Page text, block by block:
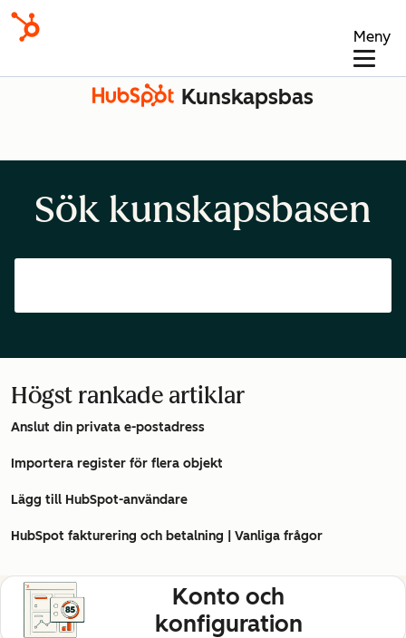
Meny
Kunskapsbas
Sök kunskapsbasen
Högst rankade artiklar
Anslut din privata e-postadress
Importera register för flera objekt
Lägg till HubSpot-användare
HubSpot fakturering och betalning | Vanliga frågor
Konto och
konfiguration